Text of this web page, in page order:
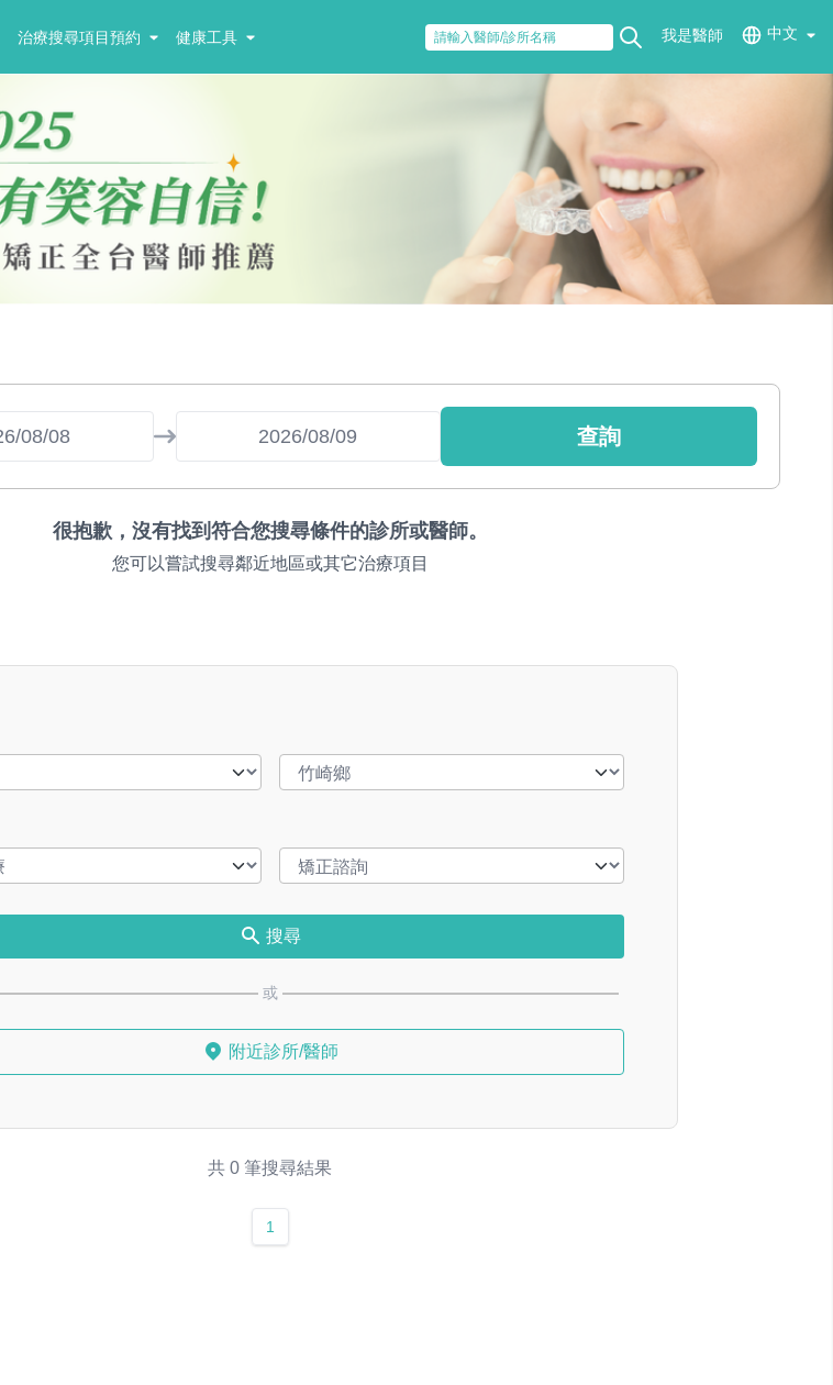
治療搜尋項目預約 健康工具 我是醫師 中文
查詢
很抱歉，沒有找到符合您搜尋條件的診所或醫師。
您可以嘗試搜尋鄰近地區或其它治療項目
搜尋
或
附近診所/醫師
共 0 筆搜尋結果
1